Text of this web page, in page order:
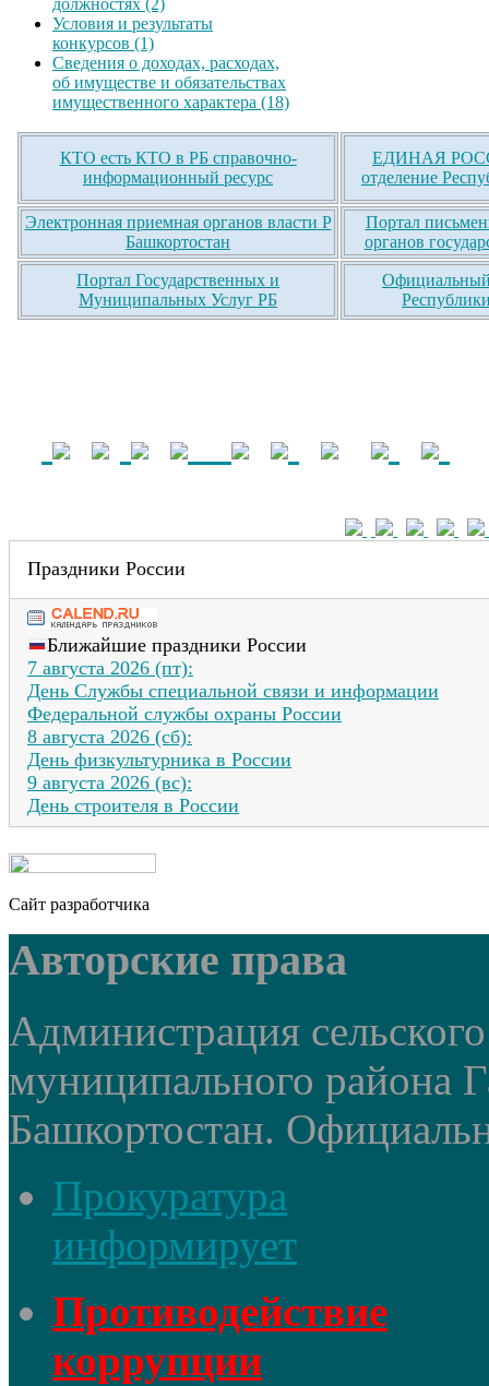
Условия и результаты
конкурсов (1)
Сведения о доходах, расходах,
об имуществе и обязательствах
имущественного характера (18)
КТО есть КТО в РБ справочно-
информационный ресурс
ЕДИНАЯ
отделение
Электронная приемная органов власти Р
Башкортостан
Портал
органов
Портал Государственных и
Муниципальных Услуг РБ
Официальный
Праздники России
Ближайшие праздники России
7 августа 2026 (пт):
День Службы специальной связи и информации
Федеральной службы охраны России
8 августа 2026 (сб):
День физкультурника в России
9 августа 2026 (вс):
День строителя в России
Сайт разработчика
Авторские права
Администрация
муниципального района
Башкортостан.
Прокуратура
информирует
Противодействие
коррупции